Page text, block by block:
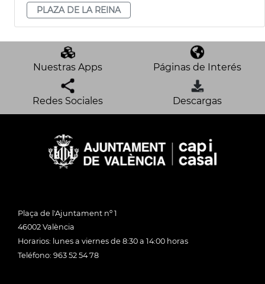
PLAZA DE LA REINA
Nuestras Apps Páginas de Interés
Redes Sociales Descargas
Plaça de l'Ajuntament nº 1
46002 València
Horarios: lunes a viernes de 8:30 a 14:00 horas
Teléfono: 963 52 54 78